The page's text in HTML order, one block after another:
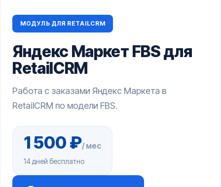
МОДУЛЬ ДЛЯ RETAILCRM
Яндекс Маркет FBS для
RetailCRM
Работа с заказами Яндекс Маркета в
RetailCRM по модели FBS.
1 500 ₽/ мес
14 дней бесплатно